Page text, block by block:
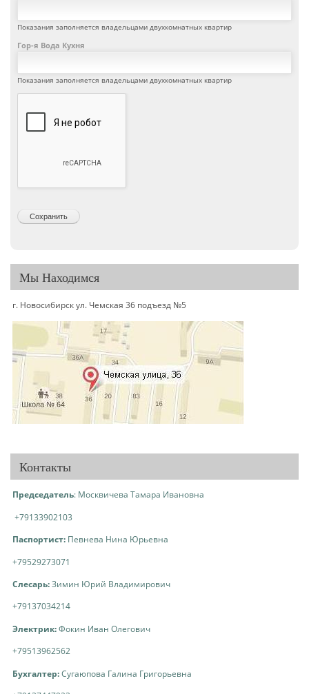
Показания заполняется владельцами двухкомнатных квартир
Гор-я Вода Кухня
Показания заполняется владельцами двухкомнатных квартир
Мы Находимся
г. Новосибирск ул. Чемская 36 подъезд №5
Контакты
Председатель: Москвичева Тамара Ивановна
+79133902103
Паспортист: Певнева Нина Юрьевна
+79529273071
Слесарь:Зимин Юрий Владимирович
+79137034214
Электрик:Фокин Иван Олегович
+79513962562
Бухгалтер:Сугаюпова Галина Григорьевна